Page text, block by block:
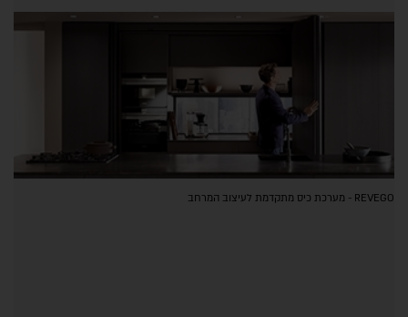
REVEGO - מערכת כיס מתקדמת לעיצוב המרחב